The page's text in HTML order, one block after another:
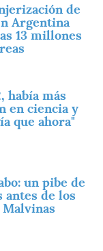
de
Argentina
13 millones
había más
en ciencia y
que ahora"
un pibe de
antes de los